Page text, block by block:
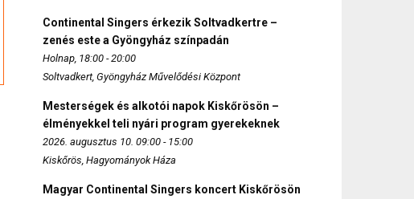
Continental Singers érkezik Soltvadkertre –
zenés este a Gyöngyház színpadán
Holnap, 18:00 - 20:00
Soltvadkert, Gyöngyház Művelődési Központ
Mesterségek és alkotói napok Kiskőrösön –
élményekkel teli nyári program gyerekeknek
2026. augusztus 10. 09:00 - 15:00
Kiskőrös, Hagyományok Háza
Magyar Continental Singers koncert Kiskőrösön